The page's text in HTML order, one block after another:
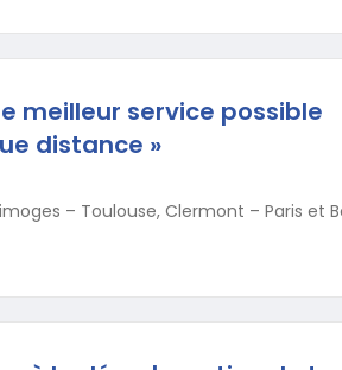
meilleur service possible
distance »
– Toulouse, Clermont – Paris et